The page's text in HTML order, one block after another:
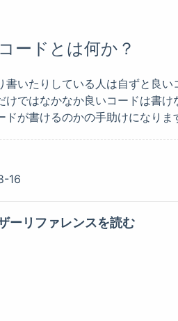
ードとは何か？
書いたりしている人は自ずと良
けではなかなか良いコードは書
ドが書けるのかの手助けになりま
16
ーリファレンスを読む